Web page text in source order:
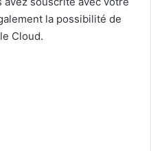
la possibilité de
Cloud.